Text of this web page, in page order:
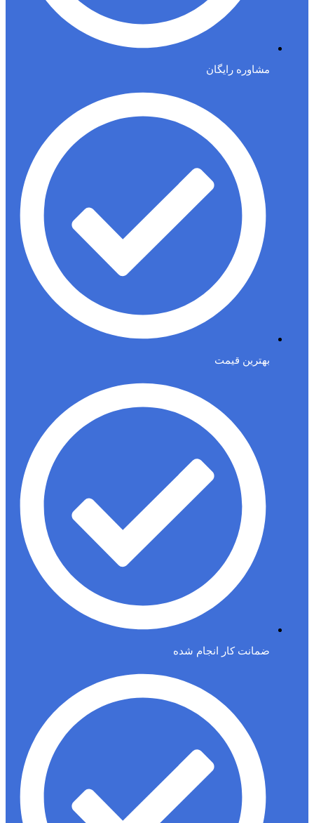
مشاوره رایگان
بهترین قیمت
ضمانت کار انجام شده